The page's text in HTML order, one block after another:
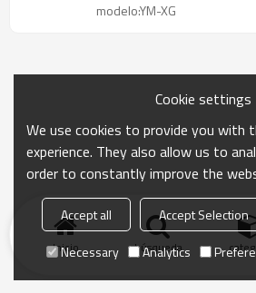
modelo:YM-XG
Inicio búsqueda
Cookie settings
We use cookies to provide you with
experience. They also allow us to
order to constantly improve the
Accept all Accept Selection
Necessary
Analytics